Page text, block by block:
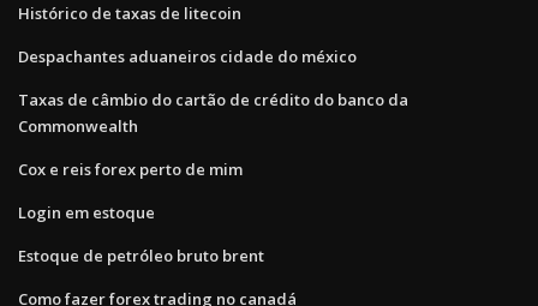
Histórico de taxas de litecoin
Despachantes aduaneiros cidade do méxico
Taxas de câmbio do cartão de crédito do banco da
Commonwealth
Cox e reis forex perto de mim
Login em estoque
Estoque de petróleo bruto brent
Como fazer forex trading no canadá